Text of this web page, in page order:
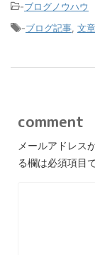
-ブログノウハウ
-ブログ記事, 文
comment
メールアドレス
る欄は必須項目